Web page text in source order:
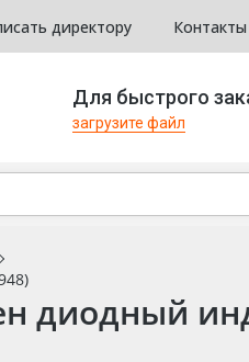
директору Контакты
Для быстрого
загрузите файл
диодный